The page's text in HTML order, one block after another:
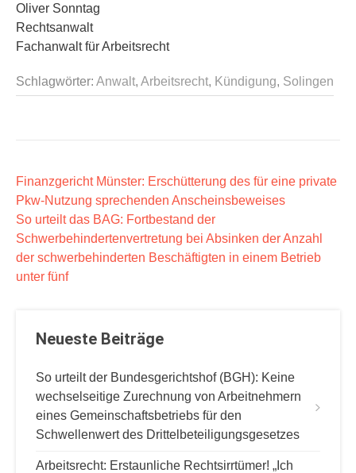
Oliver Sonntag
Rechtsanwalt
Fachanwalt für Arbeitsrecht
Schlagwörter: Anwalt, Arbeitsrecht, Kündigung, Solingen
B
e
i
t
r
Finanzgericht Münster: Erschütterung des für eine private
Pkw-Nutzung sprechenden Anscheinsbeweises
So urteilt das BAG: Fortbestand der
Schwerbehindertenvertretung bei Absinken der Anzahl
der schwerbehinderten Beschäftigten in einem Betrieb
unter fünf
Neueste Beiträge
So urteilt der Bundesgerichtshof (BGH): Keine
wechselseitige Zurechnung von Arbeitnehmern
eines Gemeinschaftsbetriebs für den
Schwellenwert des Drittelbeteiligungsgesetzes
Arbeitsrecht: Erstaunliche Rechtsirrtümer! „Ich